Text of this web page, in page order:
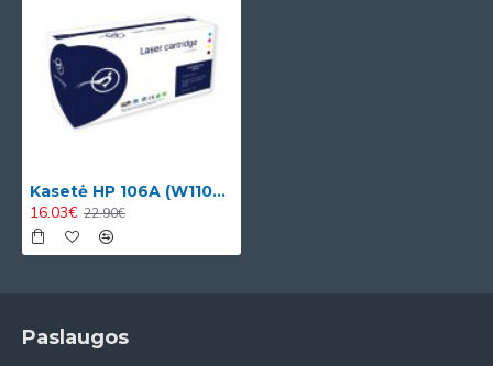
Kasetė HP 106A (W1106A)
16.03€ 22.90€
Paslaugos